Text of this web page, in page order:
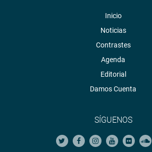
Inicio
Noticias
Contrastes
Agenda
Editorial
Damos Cuenta
SÍGUENOS